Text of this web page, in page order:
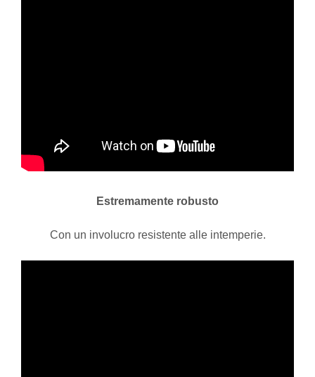
Estremamente robusto
Con un involucro resistente alle intemperie.